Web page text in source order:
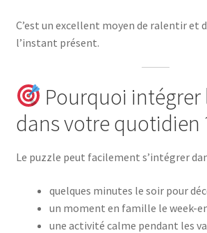
C’est un excellent moyen de ralentir et
l’instant présent.
Pourquoi intégrer
dans votre quotidien
Le puzzle peut facilement s’intégrer
quelques minutes le soir pour
un moment en famille le week-
une activité calme pendant les